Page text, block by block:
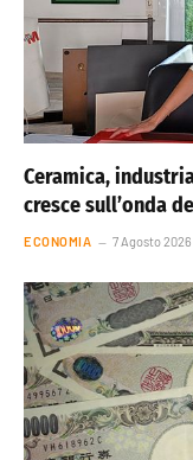
Ceramica,
cresce sull’onda
ECONOMIA 7 Agosto 2026